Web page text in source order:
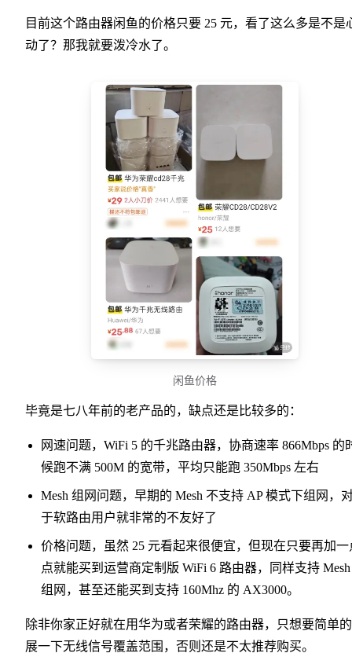
目前这个路由器闲鱼的价格只要 25 元，看了这么多是不是
动了？那我就要泼冷水了。
闲鱼价格
毕竟是七八年前的老产品的，缺点还是比较多的：
网速问题，WiFi 5 的千兆路由器，协商速率 866Mbps 的
候跑不满 500M 的宽带，平均只能跑 350Mbps 左右
Mesh 组网问题，早期的 Mesh 不支持 AP 模式下组网，
于软路由用户就非常的不友好了
价格问题，虽然 25 元看起来很便宜，但现在只要再加一
点就能买到运营商定制版 WiFi 6 路由器，同样支持 Mesh
组网，甚至还能买到支持 160Mhz 的 AX3000。
除非你家正好就在用华为或者荣耀的路由器，只想要简单
展一下无线信号覆盖范围，否则还是不太推荐购买。